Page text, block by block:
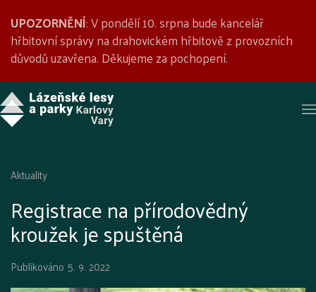
UPOZORNĚNÍ: V pondělí 10. srpna bude kancelář
hřbitovní správy na drahovickém hřbitově z provozních
důvodů uzavřena. Děkujeme za pochopení.
Aktuality
Registrace na přírodovědný
kroužek je spuštěná
Publikováno 5. 9. 2022